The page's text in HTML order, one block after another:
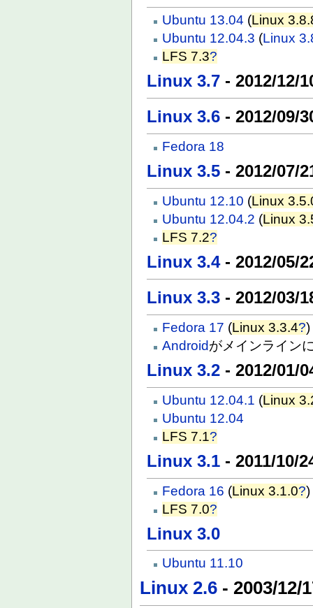
Ubuntu 13.04 (Linux
Ubuntu 12.04.3 (Linux
LFS 7.3?
Linux 3.7 - 2012/12/
Linux 3.6 - 2012/09/
Fedora 18
Linux 3.5 - 2012/07/
Ubuntu 12.10 (Linux
Ubuntu 12.04.2 (Linux
LFS 7.2?
Linux 3.4- 2012/05/
Linux 3.3 - 2012/03/
Fedora 17 (Linux 3.3.4?)
Androidがメインライン
Linux 3.2 - 2012/01/
Ubuntu 12.04.1 (Linux
Ubuntu 12.04
LFS 7.1?
Linux 3.1 - 2011/10/
Fedora 16 (Linux 3.1.0?)
LFS 7.0?
Linux 3.0
Ubuntu 11.10
Linux 2.6 - 2003/12/